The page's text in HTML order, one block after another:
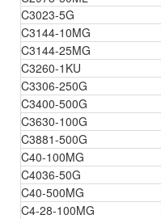
C3023-5G
C3144-10MG
C3144-25MG
C3260-1KU
C3306-250G
C3400-500G
C3630-100G
C3881-500G
C40-100MG
C4036-50G
C40-500MG
C4-28-100MG